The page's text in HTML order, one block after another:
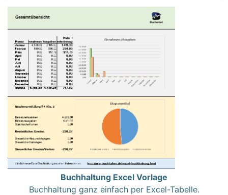
Buchhaltung Excel Vorlage
Buchhaltung ganz einfach per Excel-Tabelle.